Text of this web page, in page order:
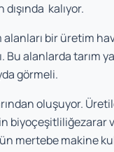
kalıyor.
bir üretim
alanlarda tarım
görmeli.
oluşuyor.
biyoçeşitliliğezarar
mertebe makine